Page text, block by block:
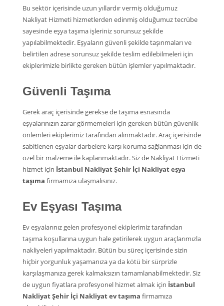
Bu sektör içerisinde uzun yıllardır vermiş olduğumuz
Nakliyat Hizmeti hizmetlerden edinmiş olduğumuz tecrübe
sayesinde eşya taşıma işleriniz sorunsuz şekilde
yapılabilmektedir. Eşyaların güvenli şekilde taşınmaları ve
belirtilen adrese sorunsuz şekilde teslim edilebilmeleri için
ekiplerimizle birlikte gereken bütün işlemler yapılmaktadır.
Güvenli Taşıma
Gerek araç içerisinde gerekse de taşıma esnasında
eşyalarınızın zarar görmemeleri için gereken bütün güvenlik
önlemleri ekiplerimiz tarafından alınmaktadır. Araç içerisinde
sabitlenen eşyalar darbelere karşı koruma sağlanması için de
özel bir malzeme ile kaplanmaktadır. Siz de Nakliyat Hizmeti
hizmet için İstanbul Nakliyat Şehir İçi Nakliyat eşya
taşıma firmamıza ulaşmalısınız.
Ev Eşyası Taşıma
Ev eşyalarınız gelen profesyonel ekiplerimiz tarafından
taşıma koşullarına uygun hale getirilerek uygun araçlarımızla
nakliyeleri yapılmaktadır. Bütün bu süreç içerisinde sizin
hiçbir yorgunluk yaşamanıza ya da kötü bir sürprizle
karşılaşmanıza gerek kalmaksızın tamamlanabilmektedir. Siz
de uygun fiyatlara profesyonel hizmet almak için İstanbul
Nakliyat Şehir İçi Nakliyat ev taşıma firmamıza